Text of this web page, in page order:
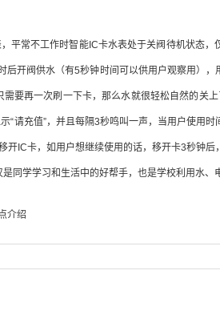
常不工作时智能IC卡水表处于关阀待机状态，
开阀供水（有5秒钟时间可以供用户观察用）
要再一次刷一下卡，那么水就很轻松自然的关
请充值”，并且每隔3秒鸣叫一声，当用户使用
IC卡，如用户想继续使用的话，移开卡3秒钟后
同学学习和生活中的好帮手，也是学校利用水、
介绍